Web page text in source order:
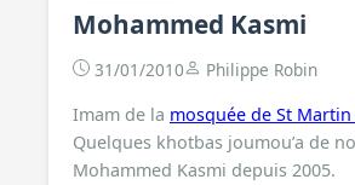
Mohammed Kasmi
31/01/2010
Philippe Robin
Imam de la mosquée de St Martin
Quelques khotbas joumou’a de
Mohammed Kasmi depuis 2005.